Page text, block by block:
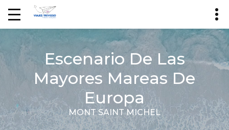
Escenario De Las
Mayores Mareas De
Europa
MONT SAINT MICHEL